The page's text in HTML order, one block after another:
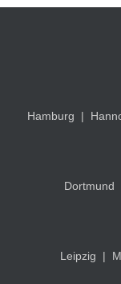
Hamburg |
Dortmund
Leipzig |